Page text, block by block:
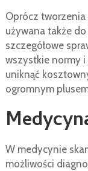
Oprócz
używana także
szczegółowe
wszystkie normy
uniknąć
ogromnym
W medycynie
możliwości